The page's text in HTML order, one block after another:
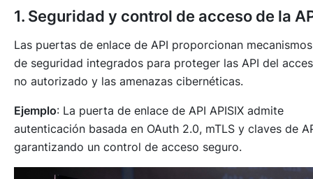
1. Seguridad y control de acceso de la
Las puertas de enlace de API proporcionan mecanismos
de seguridad integrados para proteger las API del
no autorizado y las amenazas cibernéticas.
Ejemplo: La puerta de enlace de API APISIX admite
autenticación basada en OAuth 2.0, mTLS y claves de
garantizando un control de acceso seguro.